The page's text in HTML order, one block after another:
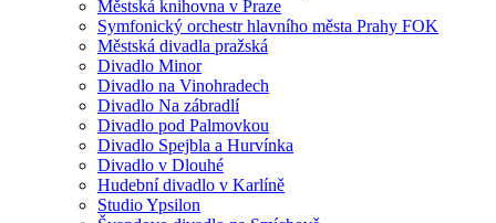
Městská knihovna v Praze
Symfonický orchestr hlavního města Prahy FOK
Městská divadla pražská
Divadlo Minor
Divadlo na Vinohradech
Divadlo Na zábradlí
Divadlo pod Palmovkou
Divadlo Spejbla a Hurvínka
Divadlo v Dlouhé
Hudební divadlo v Karlíně
Studio Ypsilon